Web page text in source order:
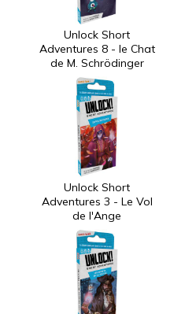
Unlock Short
Adventures 8 - le Chat
de M. Schrödinger
Unlock Short
Adventures 3 - Le Vol
de l'Ange